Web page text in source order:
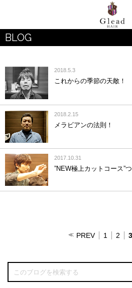
BLOG
2018.5.3
これからの季節の天敵！
2018.2.15
メラビアンの法則！
2017.10.31
”NEW極上カットコース”
PREV 1 2 3